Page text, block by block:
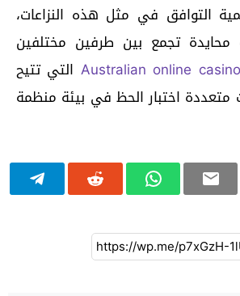
التوافق في مثل هذه النزاعات،
تجمع بين طرفين مختلفين
Australian online casino التي تتيح
متعددة اختبار الحظ في بيئة منظمة